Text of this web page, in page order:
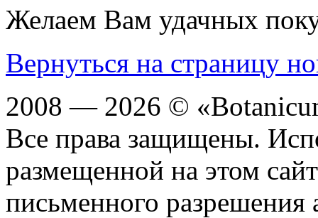
Желаем Вам удачных
Вернуться на страницу
2008 — 2026 ©
Все права защищены.
размещенной на этом
письменного разрешения